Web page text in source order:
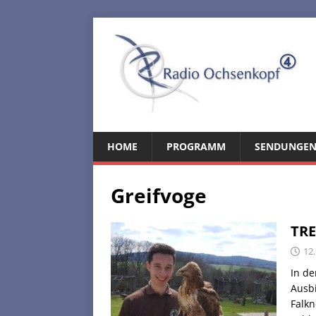
HOME PROGRAMM SENDUNGEN
Greifvoge
In